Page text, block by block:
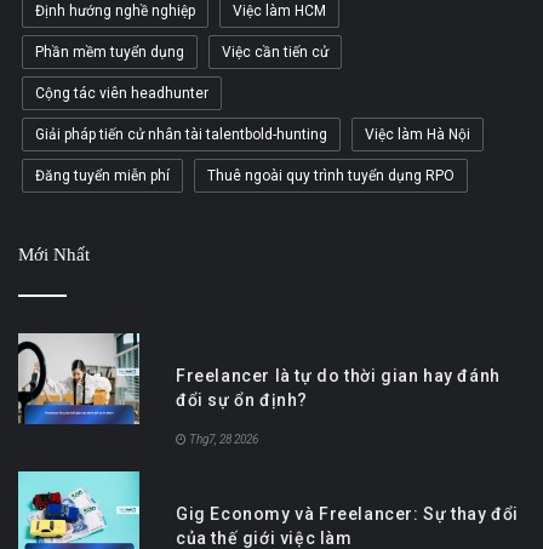
Định hướng nghề nghiệp Việc làm HCM
Phần mềm tuyển dụng Việc cần tiến cử
Cộng tác viên headhunter
Giải pháp tiến cử nhân tài talentbold-hunting Việc làm Hà Nội
Đăng tuyển miễn phí Thuê ngoài quy trình tuyển dụng RPO
Mới Nhất
Freelancer là tự do thời gian hay đánh
đổi sự ổn định?
Thg7, 28 2026
Gig Economy và Freelancer: Sự thay đổi
của thế giới việc làm